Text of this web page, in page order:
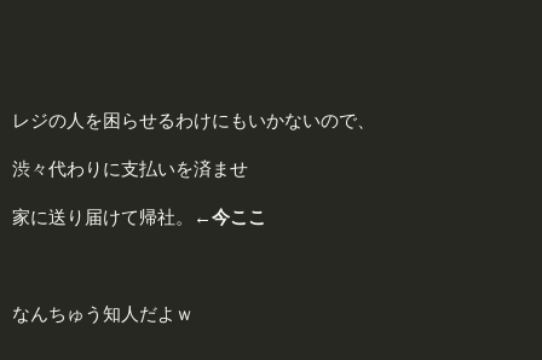
レジの人を困らせるわけにもいかないので、
渋々代わりに支払いを済ませ
家に送り届けて帰社。 ←今ここ
なんちゅう知人だよｗ